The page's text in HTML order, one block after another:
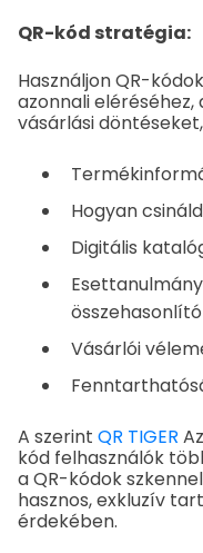
QR-kód stratégia:
Használjon QR-
azonnali
vásárlási
Hogyan
Digitális
Vásárlói
A szerint QR TIGER
kód felhasználók
a QR-kódok
hasznos, exkluzív
érdekében.